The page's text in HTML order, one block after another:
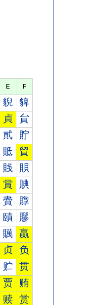
E F
貎 貏
貞 貟
貮 貯
貾 貿
賎 賏
賞 賟
賮 賯
賾 賿
贎 贏
贞 负
贮 贯
贾 贿
赎 赏